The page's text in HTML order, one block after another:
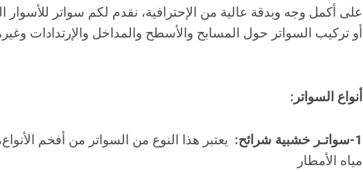
على أكمل وجه وبدقة عالية من الإحترافية، نقدم لكم سواتر للأسوار
أو تركيب السواتر حول المسابح والأسطح والمداخل والإرتدادات
أنواع السواتر :
1- سواتـر خشبية شرائح: يعتبر هذا النوع من السواتر من أفخم
مياه الأمطار